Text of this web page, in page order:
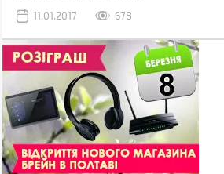
11.01.2017
678